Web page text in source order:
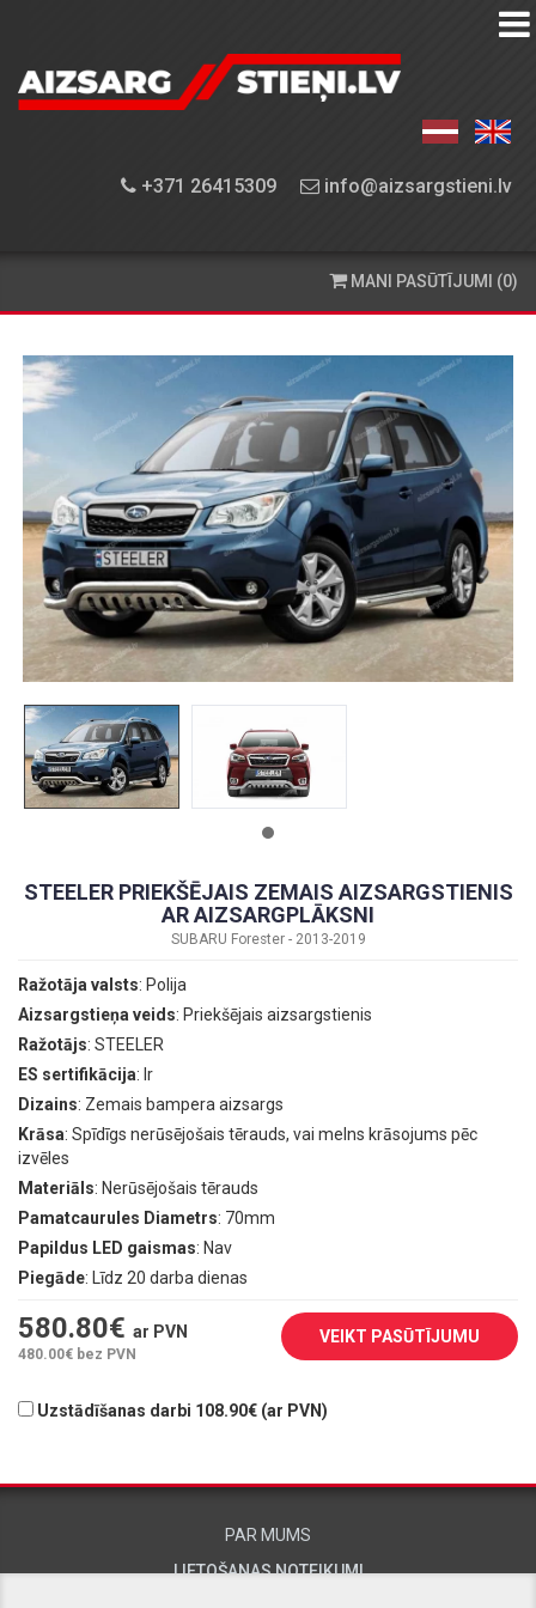
+371 26415309 info@aizsargstieni.lv
AIZSARGSTIEŅU
APRĪKOJUMA
PIEGĀDE
KONTAKTINFORMĀCIJA
MANI PASŪTĪJUMI (0)
STEELER PRIEKŠĒJAIS ZEMAIS AIZSARGSTIENIS
AR AIZSARGPLĀKSNI
SUBARU Forester - 2013-2019
Ražotāja valsts: Polija
Aizsargstieņa veids: Priekšējais aizsargstienis
Ražotājs: STEELER
ES sertifikācija: Ir
Dizains: Zemais bampera aizsargs
Krāsa: Spīdīgs nerūsējošais tērauds, vai melns krāsojums pēc
izvēles
Materiāls: Nerūsējošais tērauds
Pamatcaurules Diametrs: 70mm
Papildus LED gaismas: Nav
Piegāde: Līdz 20 darba dienas
580.80€ ar PVN
480.00€ bez PVN
VEIKT PASŪTĪJUMU
Uzstādīšanas darbi 108.90€ (ar PVN)
PAR MUMS
LIETOŠANAS NOTEIKUMI